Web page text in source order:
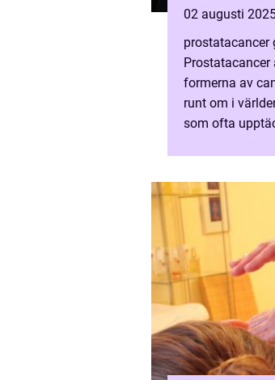
02 augusti
prostatacancer
Prostatacancer
formerna av
runt om i
som ofta